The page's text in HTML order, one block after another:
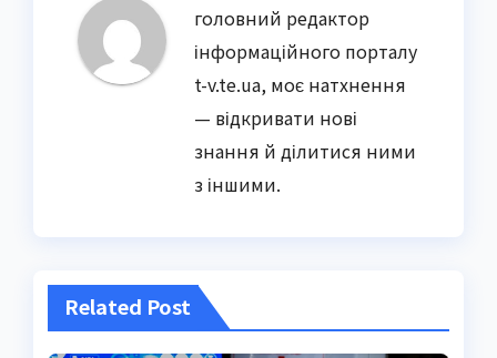
головний редактор
інформаційного порталу
t-v.te.ua, моє натхнення
— відкривати нові
знання й ділитися ними
з іншими.
Related Post